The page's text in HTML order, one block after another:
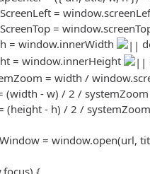
=
=
= window.innerWidth
= window.innerHeight
= width /
(width - w) / 2 / systemZoom
(height - h) / 2 /
= window.open(url,
{